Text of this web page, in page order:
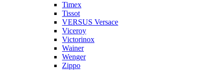
Timex
Tissot
VERSUS Versace
Viceroy
Victorinox
Wainer
Wenger
Zippo